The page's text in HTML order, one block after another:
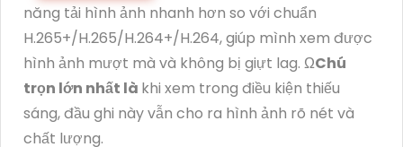
năng tải hình ảnh nhanh hơn so với chuẩn
H.265+/H.265/H.264+/H.264, giúp mình xem được
hình ảnh mượt mà và không bị giựt lag. ΩChú
trọn lớn nhất là khi xem trong điều kiện thiếu
sáng, đầu ghi này vẫn cho ra hình ảnh rõ nét và
chất lượng.